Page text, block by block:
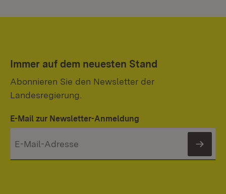
Immer auf dem neuesten Stand
Abonnieren Sie den Newsletter der
Landesregierung.
E-Mail zur Newsletter-Anmeldung